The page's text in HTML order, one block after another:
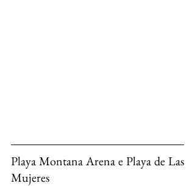
Playa Montana Arena e Playa de Las
Mujeres